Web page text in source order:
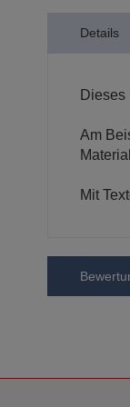
Bildergalerie
Details
Dieses
Am
Mit